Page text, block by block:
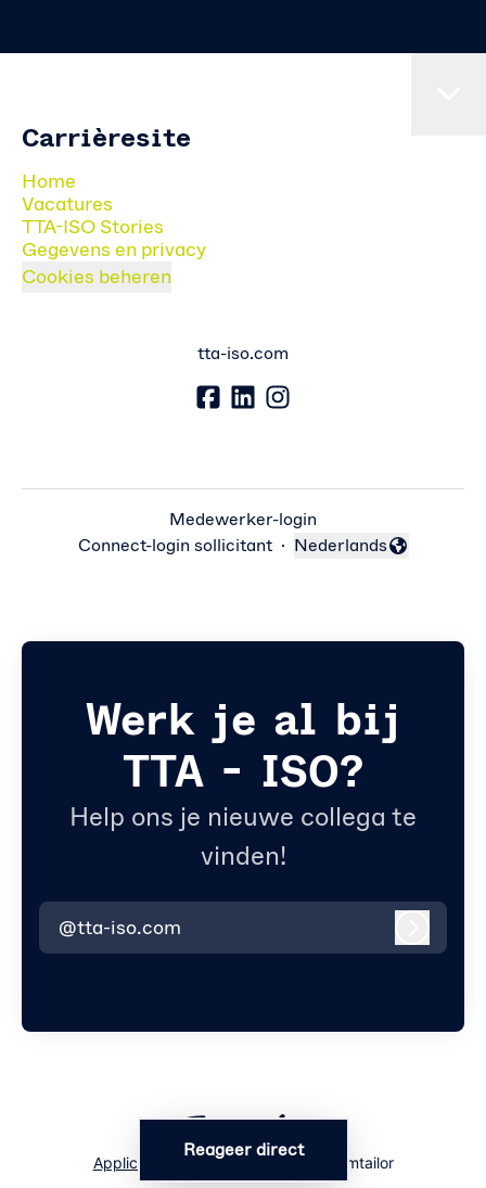
Reageer direct
Carrièresite
Home
Vacatures
TTA-ISO Stories
Gegevens en privacy
Cookies beheren
tta-iso.com
Medewerker-login
Connect-login sollicitant ·
Taal wijzigen
Nederlands
Werk je al bij
TTA - ISO?
Help ons je nieuwe collega te
vinden!
@tta-iso.com
Applicant tracking system door Teamtailor